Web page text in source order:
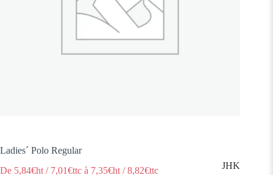
Ladies´ Polo Regular
De 5,84€ht / 7,01€ttc à 7,35€ht /8,82€ttc JHK